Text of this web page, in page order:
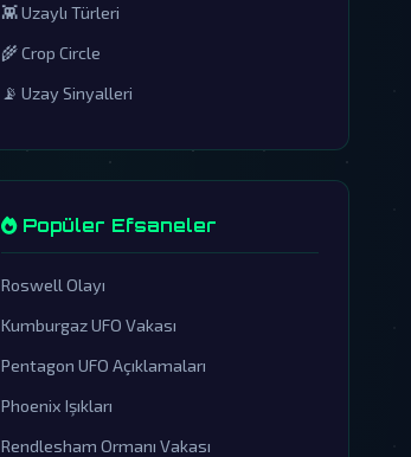
👾 Uzaylı Türleri
🌾 Crop Circle
📡 Uzay Sinyalleri
Popüler Efsaneler
Roswell Olayı
Kumburgaz UFO Vakası
Pentagon UFO Açıklamaları
Phoenix Işıkları
Rendlesham Ormanı Vakası